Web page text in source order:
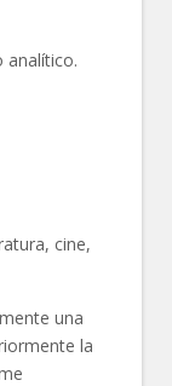
analítico.
cine,
una
la